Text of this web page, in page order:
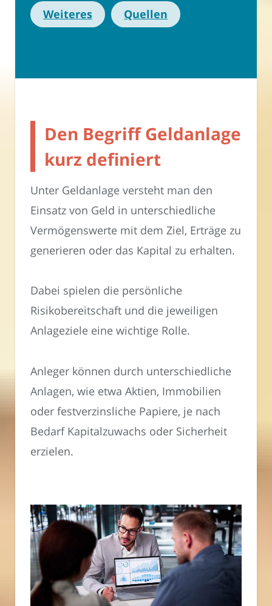
Weiteres Quellen
Den Begriff Geldanlage
kurz definiert
Unter Geldanlage versteht man den
Einsatz von Geld in unterschiedliche
Vermögenswerte mit dem Ziel, Erträge zu
generieren oder das Kapital zu erhalten.
Dabei spielen die persönliche
Risikobereitschaft und die jeweiligen
Anlageziele eine wichtige Rolle.
Anleger können durch unterschiedliche
Anlagen, wie etwa Aktien, Immobilien
oder festverzinsliche Papiere, je nach
Bedarf Kapitalzuwachs oder Sicherheit
erzielen.